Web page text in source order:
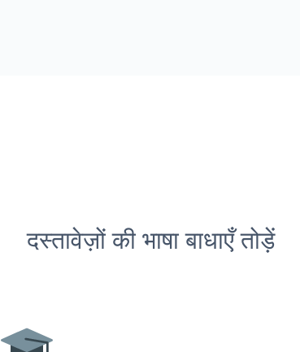
दस्तावेज़ों की भाषा बाधाएँ तोड़ें